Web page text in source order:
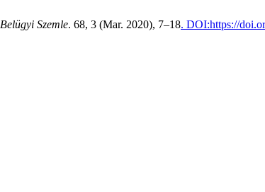
Belügyi Szemle. 68, 3 (Mar. 2020), 7–18. DOI:https://